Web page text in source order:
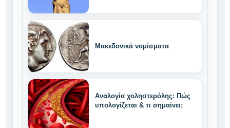
Μακεδονικά νομίσματα
Αναλογία χοληστερόλης: Πώς
υπολογίζεται & τι σημαίνει;